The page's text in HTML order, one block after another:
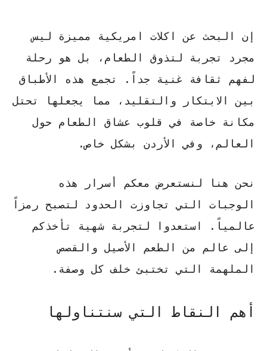
إن البحث عن اكلات امريكية مميزة ليس
مجرد تجربة لتذوق الطعام، بل هو رحلة
لفهم ثقافة غنية جداً. تجمع هذه الأطباق
بين الابتكار والتقليد، مما يجعلها تحتل
مكانة خاصة في قلوب عشاق الطعام حول
العالم، وفي الأردن بشكل خاص.
نحن هنا لنستعرض معكم أسرار هذه
الوجبات التي تجاوزت الحدود لتصبح رمزاً
عالمياً. استعدوا لتجربة شهية تأخذكم
إلى عالم من الطعم الأصيل والقصص
الملهمة التي تختبئ خلف كل وصفة.
أهم النقاط التي سنتناولها